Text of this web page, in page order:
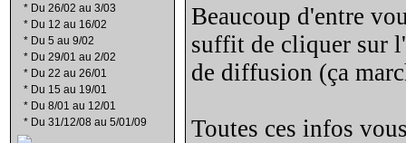
* Du 26/02 au 3/03
* Du 12 au 16/02
* Du 5 au 9/02
* Du 29/01 au 2/02
* Du 22 au 26/01
* Du 15 au 19/01
* Du 8/01 au 12/01
* Du 31/12/08 au 5/01/09
Beaucoup d'entre
suffit de cliquer sur
de diffusion (ça
Toutes ces infos